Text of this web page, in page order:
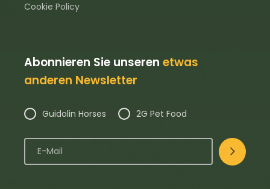
Cookie Policy
Abonnieren Sie unserenetwas
anderen Newsletter
Guidolin Horses 2G Pet Food